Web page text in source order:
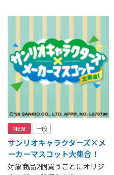
NEW 一般
サンリオキャラクターズ×メ
ーカーマスコット大集合！
対象商品2個買うごとにオリジ